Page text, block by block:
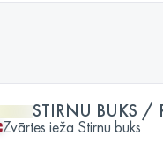
STIRNU BUKS /
Zvārtes ieža Stirnu buks